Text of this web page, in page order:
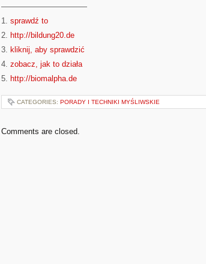
———————————
1. sprawdź to
2. http://bildung20.de
3. kliknij, aby sprawdzić
4. zobacz, jak to działa
5. http://biomalpha.de
CATEGORIES: PORADY I TECHNIKI MYŚLIWSKIE
Comments are closed.